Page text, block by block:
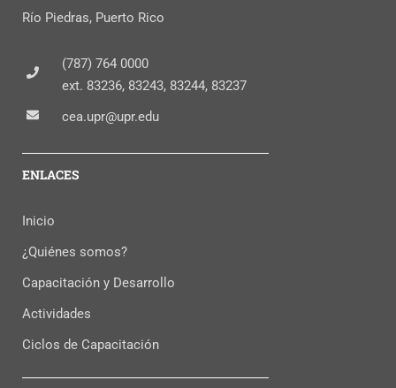
Río Piedras, Puerto Rico
(787) 764 0000
ext. 83236, 83243, 83244, 83237
cea.upr@upr.edu
ENLACES
Inicio
¿Quiénes somos?
Capacitación y Desarrollo
Actividades
Ciclos de Capacitación